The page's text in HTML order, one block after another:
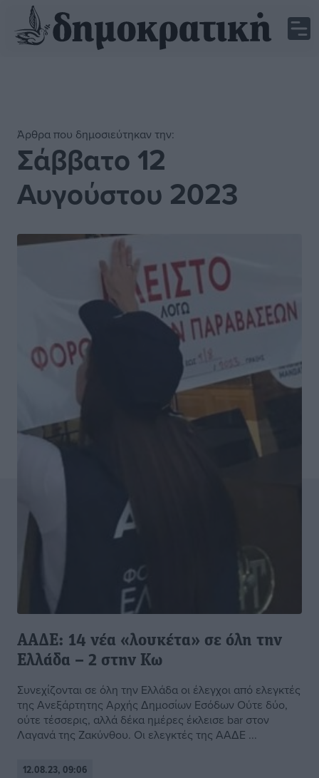
Άρθρα που δημοσιεύτηκαν την:
Σάββατο 12
Αυγούστου 2023
ΑΑΔΕ: 14 νέα «λουκέτα» σε όλη την
Ελλάδα – 2 στην Κω
Συνεχίζονται σε όλη την Ελλάδα οι έλεγχοι από ελεγκτές
της Ανεξάρτητης Αρχής Δημοσίων Εσόδων Ούτε δύο,
ούτε τέσσερις, αλλά δέκα ημέρες έκλεισε bar στον
Λαγανά της Ζακύνθου. Οι ελεγκτές της ΑΑΔΕ ...
12.08.23, 09:06